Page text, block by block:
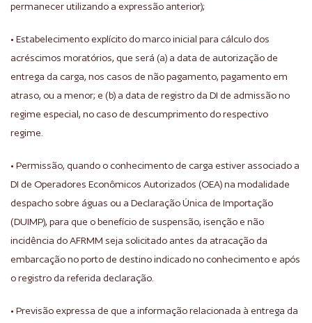
permanecer utilizando a expressão anterior);
• Estabelecimento explícito do marco inicial para cálculo dos
acréscimos moratórios, que será (a) a data de autorização de
entrega da carga, nos casos de não pagamento, pagamento em
atraso, ou a menor; e (b) a data de registro da DI de admissão no
regime especial, no caso de descumprimento do respectivo
regime.
• Permissão, quando o conhecimento de carga estiver associado a
DI de Operadores Econômicos Autorizados (OEA) na modalidade
despacho sobre águas ou a Declaração Única de Importação
(DUIMP), para que o benefício de suspensão, isenção e não
incidência do AFRMM seja solicitado antes da atracação da
embarcação no porto de destino indicado no conhecimento e após
o registro da referida declaração.
• Previsão expressa de que a informação relacionada à entrega da